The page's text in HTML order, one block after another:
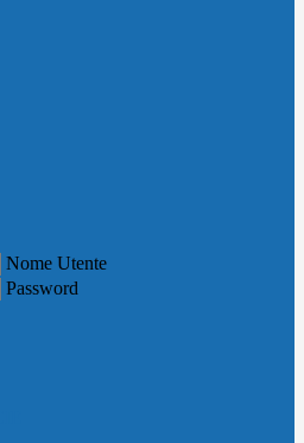
Nome Utente
Password